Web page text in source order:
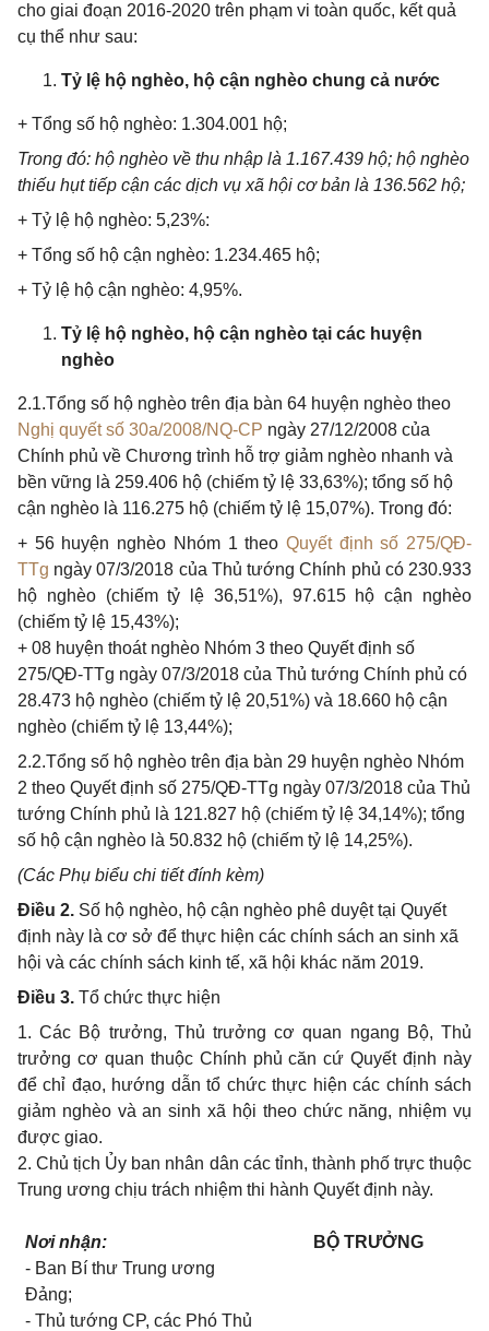
cho giai đoạn 2016-2020 trên phạm vi toàn quốc, kết quả
cụ thể như sau:
Tỷ lệ hộ nghèo, hộ cận nghèo chung cả nước
+ Tổng số hộ nghèo: 1.304.001 hộ;
Trong đó: hộ nghèo về thu nhập là 1.167.439 hộ; hộ nghèo
thiếu hụt tiếp cận các dịch vụ xã hội cơ bản là 136.562 hộ;
+ Tỷ lệ hộ nghèo: 5,23%:
+ Tổng số hộ cận nghèo: 1.234.465 hộ;
+ Tỷ lệ hộ cận nghèo: 4,95%.
Tỷ lệ hộ nghèo, hộ cận nghèo tại các huyện
nghèo
2.1.Tổng số hộ nghèo trên địa bàn 64 huyện nghèo theo
Nghị quyết số 30a/2008/NQ-CP ngày 27/12/2008 của
Chính phủ về Chương trình hỗ trợ giảm nghèo nhanh và
bền vững là 259.406 hộ (chiếm tỷ lệ 33,63%); tổng số hộ
cận nghèo là 116.275 hộ (chiếm tỷ lệ 15,07%). Trong đó:
+ 56 huyện nghèo Nhóm 1 theo Quyết định số 275/QĐ-
TTg ngày 07/3/2018 của Thủ tướng Chính phủ có 230.933
hộ nghèo (chiếm tỷ lệ 36,51%), 97.615 hộ cận nghèo
(chiếm tỷ lệ 15,43%);
+ 08 huyện thoát nghèo Nhóm 3 theo Quyết định số
275/QĐ-TTg ngày 07/3/2018 của Thủ tướng Chính phủ có
28.473 hộ nghèo (chiếm tỷ lệ 20,51%) và 18.660 hộ cận
nghèo (chiếm tỷ lệ 13,44%);
2.2.Tổng số hộ nghèo trên địa bàn 29 huyện nghèo Nhóm
2 theo Quyết định số 275/QĐ-TTg ngày 07/3/2018 của Thủ
tướng Chính phủ là 121.827 hộ (chiếm tỷ lệ 34,14%); tổng
số hộ cận nghèo là 50.832 hộ (chiếm tỷ lệ 14,25%).
(Các Phụ biểu chi tiết đính kèm)
Điều 2. Số hộ nghèo, hộ cận nghèo phê duyệt tại Quyết
định này là cơ sở để thực hiện các chính sách an sinh xã
hội và các chính sách kinh tế, xã hội khác năm 2019.
Điều 3. Tổ chức thực hiện
1. Các Bộ trưởng, Thủ trưởng cơ quan ngang Bộ, Thủ
trưởng cơ quan thuộc Chính phủ căn cứ Quyết định này
để chỉ đạo, hướng dẫn tổ chức thực hiện các chính sách
giảm nghèo và an sinh xã hội theo chức năng, nhiệm vụ
được giao.
2. Chủ tịch Ủy ban nhân dân các tỉnh, thành phố trực thuộc
Trung ương chịu trách nhiệm thi hành Quyết định này.
Nơi nhận:
- Ban Bí thư Trung ương
Đảng;
- Thủ tướng CP, các Phó Thủ
BỘ TRƯỞNG